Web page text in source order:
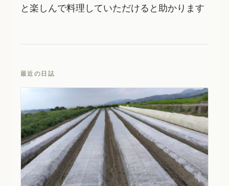
と楽しんで料理していただけると助かります
最近の日誌